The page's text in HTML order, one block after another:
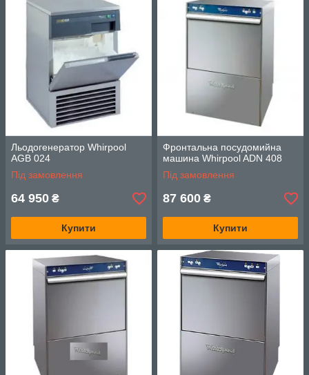
Льодогенератор Whirpool
AGB 024
Під замовлення
64 950 ₴
Купити
Фронтальна посудомийна
машина Whirpool ADN 408
Під замовлення
87 600 ₴
Купити